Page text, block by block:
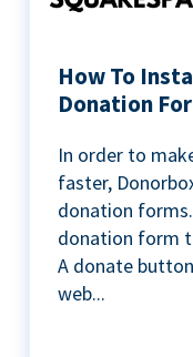
How To
Donation
In order to
faster,
donation
donation form
A donate
web...